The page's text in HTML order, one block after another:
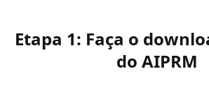
Etapa 1: Faça o
do AIPRM